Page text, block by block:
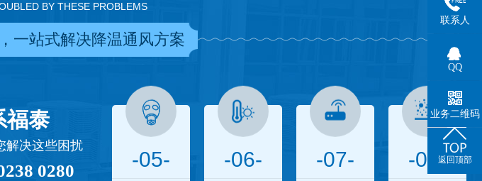
BY THESE PROBLEMS
一站式解决降温通风方案
福泰
解决这些困扰
0280 -05- -06- -07- -08-
联系人
QQ
业务二维码
返回顶部